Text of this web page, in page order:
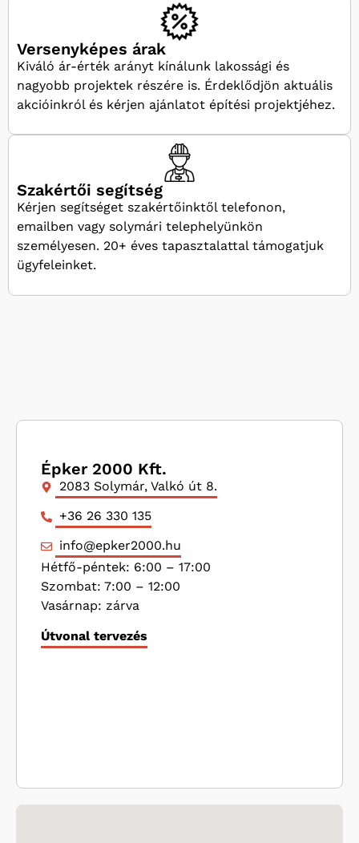
Versenyképes árak
Kiváló ár-érték arányt kínálunk lakossági és
nagyobb projektek részére is. Érdeklődjön aktuális
akcióinkról és kérjen ajánlatot építési projektjéhez.
Szakértői segítség
Kérjen segítséget szakértőinktől telefonon,
emailben vagy solymári telephelyünkön
személyesen. 20+ éves tapasztalattal támogatjuk
ügyfeleinket.
Épker 2000 Kft.
2083 Solymár, Valkó út 8.
+36 26 330 135
info@epker2000.hu
Hétfő-péntek: 6:00 – 17:00
Szombat: 7:00 – 12:00
Vasárnap: zárva
Útvonal tervezés